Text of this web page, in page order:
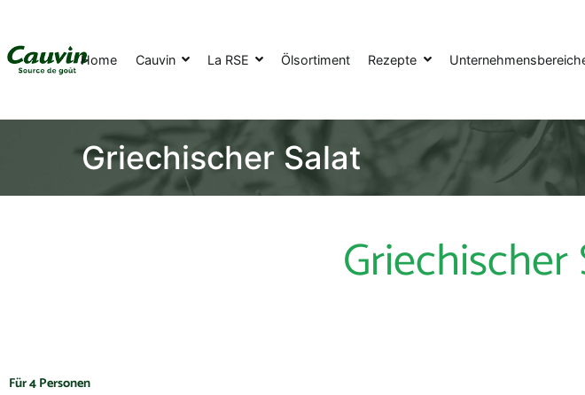
Home Cauvin La RSE Ölsortiment Rezepte
Griechischer Salat
Griechischer
Für 4 Personen